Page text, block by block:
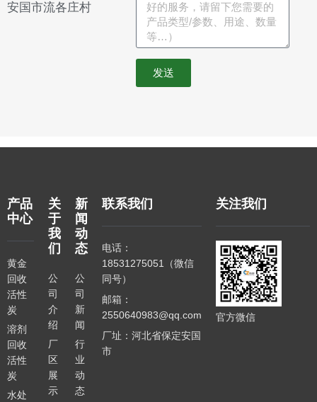
安国市流各庄村
发送
产品
中心
黄金
回收
活性
炭
溶剂
回收
活性
炭
水处
关
于
我
们
公
司
介
绍
厂
区
展
示
新
闻
动
态
公
司
新
闻
行
业
动
态
联系我们
电话：
18531275051（微信
同号）
邮箱：
2550640983@qq.com
厂址：河北省保定安国
市
关注我们
官方微信